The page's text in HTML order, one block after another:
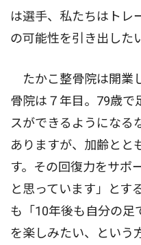
は選手、私たちはトレ
の可能性を引き出した
たかこ整骨院は開業
骨院は７年目。79歳で
スができるようになる
ありますが、加齢とと
す。その回復力をサポ
と思っています」とす
も「10年後も自分の足
を楽しみたい、という